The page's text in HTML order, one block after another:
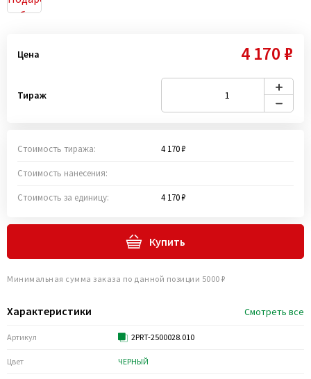
Характеристики Смотреть все
Артикул 2PRT-2500028.010
Цвет ЧЕРНЫЙ
Цена 4 170 ₽
Тираж
Стоимость тиража: 4 170 ₽
Стоимость нанесения:
Стоимость за единицу: 4 170 ₽
Купить
Минимальная сумма заказа по данной позиции 5000 ₽